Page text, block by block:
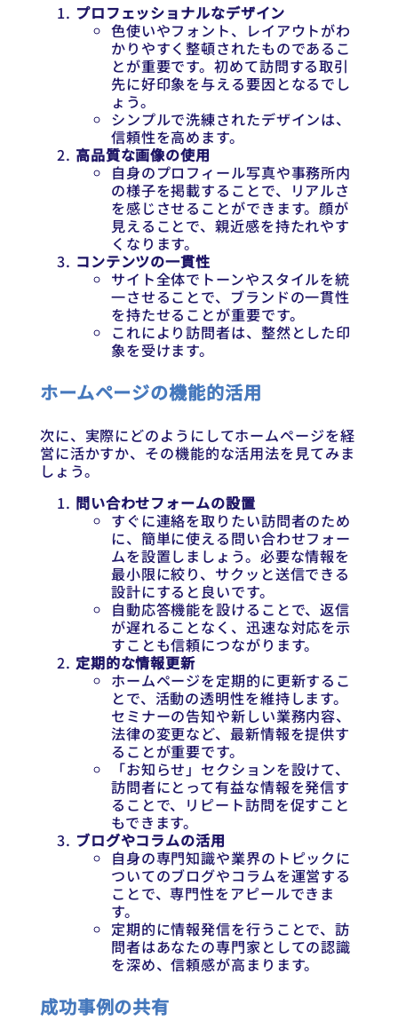
プロフェッショナルなデザイン
色使いやフォント、レイアウトがわ
かりやすく整頓されたものであるこ
とが重要です。初めて訪問する取引
先に好印象を与える要因となるでし
ょう。
シンプルで洗練されたデザインは、
信頼性を高めます。
高品質な画像の使用
自身のプロフィール写真や事務所内
の様子を掲載することで、リアルさ
を感じさせることができます。顔が
見えることで、親近感を持たれやす
くなります。
コンテンツの一貫性
サイト全体でトーンやスタイルを統
一させることで、ブランドの一貫性
を持たせることが重要です。
これにより訪問者は、整然とした印
象を受けます。
ホームページの機能的活用
次に、実際にどのようにしてホームページを経
営に活かすか、その機能的な活用法を見てみま
しょう。
問い合わせフォームの設置
すぐに連絡を取りたい訪問者のため
に、簡単に使える問い合わせフォー
ムを設置しましょう。必要な情報を
最小限に絞り、サクッと送信できる
設計にすると良いです。
自動応答機能を設けることで、返信
が遅れることなく、迅速な対応を示
すことも信頼につながります。
定期的な情報更新
ホームページを定期的に更新するこ
とで、活動の透明性を維持します。
セミナーの告知や新しい業務内容、
法律の変更など、最新情報を提供す
ることが重要です。
「お知らせ」セクションを設けて、
訪問者にとって有益な情報を発信す
ることで、リピート訪問を促すこと
もできます。
ブログやコラムの活用
自身の専門知識や業界のトピックに
ついてのブログやコラムを運営する
ことで、専門性をアピールできま
す。
定期的に情報発信を行うことで、訪
問者はあなたの専門家としての認識
を深め、信頼感が高まります。
成功事例の共有